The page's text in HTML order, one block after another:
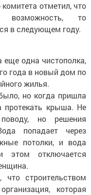
отметил, что
возможность, то
в следующем году.
одна чистополка,
года в новый дом по
жилья.
но когда пришла
крыша. Не
но решения
попадает через
потолки, и вода
этом отключается
строительством
которая